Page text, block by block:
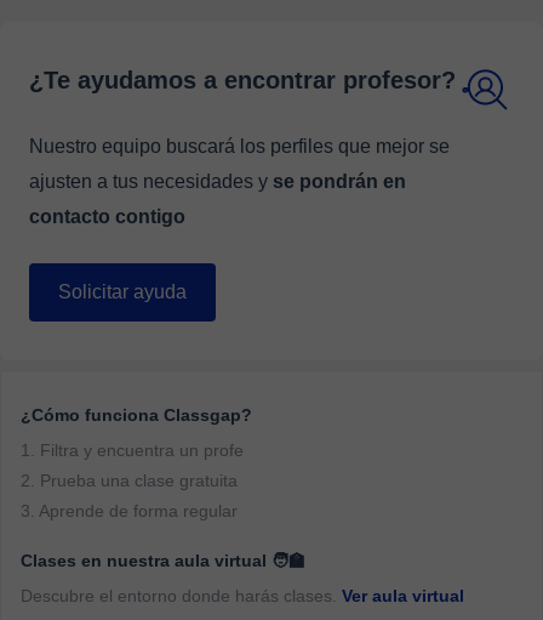
¿Te ayudamos a encontrar profesor?
Nuestro equipo buscará los perfiles que mejor se
ajusten a tus necesidades y se pondrán en
contacto contigo
Solicitar ayuda
¿Cómo funciona Classgap?
1. Filtra y encuentra un profe
2. Prueba una clase gratuita
3. Aprende de forma regular
Clases en nuestra aula virtual 🧑‍🏫
Descubre el entorno donde harás clases. Ver aula virtual